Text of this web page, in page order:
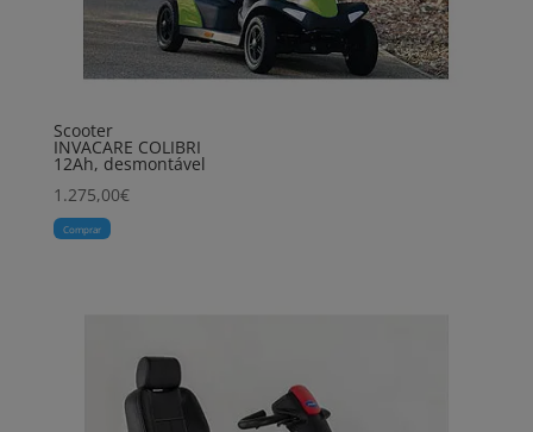
Scooter
INVACARE COLIBRI
12Ah, desmontável
1.275,00€
Comprar